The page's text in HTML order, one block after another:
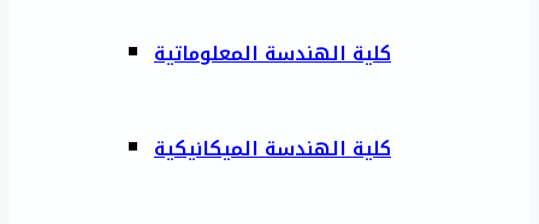
كلية الهندسة المعلوماتية
كلية الهندسة الميكانيكية